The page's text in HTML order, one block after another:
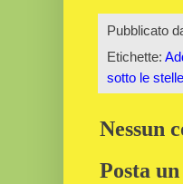
Pubblicato
Etichette:
sotto le
Nessun
Posta